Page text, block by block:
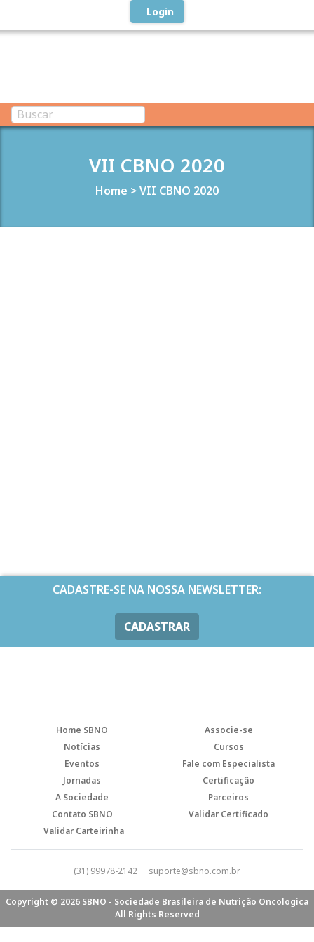
Login
VII CBNO 2020
Home >VII CBNO 2020
CADASTRE-SE NA NOSSA NEWSLETTER:
CADASTRAR
Home SBNO
Associe-se
Notícias
Cursos
Eventos
Fale com Especialista
Jornadas
Certificação
A Sociedade
Parceiros
Contato SBNO
Validar Certificado
Validar Carteirinha
(31) 99978-2142 suporte@sbno.com.br
Copyright © 2026 SBNO - Sociedade Brasileira de Nutrição Oncologica
All Rights Reserved